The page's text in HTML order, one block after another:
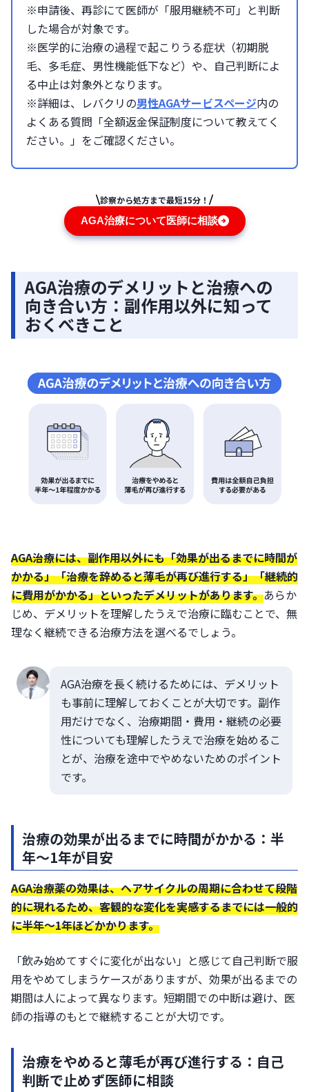
※申請後、再診にて医師が「服用継続不可」と判断
した場合が対象です。
※医学的に治療の過程で起こりうる症状（初期脱
毛、多毛症、男性機能低下など）や、自己判断によ
る中止は対象外となります。
※詳細は、レバクリの男性AGAサービスページ内の
よくある質問「全額返金保証制度について教えてく
ださい。」をご確認ください。
診察から処方まで最短15分！
AGA治療について医師に相談
AGA治療のデメリットと治療への
向き合い方：副作用以外に知って
おくべきこと
AGA治療には、副作用以外にも「効果が出るまでに時間が
かかる」「治療を辞めると薄毛が再び進行する」「継続的
に費用がかかる」といったデメリットがあります。あらか
じめ、デメリットを理解したうえで治療に臨むことで、無
理なく継続できる治療方法を選べるでしょう。
AGA治療を長く続けるためには、デメリット
も事前に理解しておくことが大切です。副作
用だけでなく、治療期間・費用・継続の必要
性についても理解したうえで治療を始めるこ
とが、治療を途中でやめないためのポイント
です。
治療の効果が出るまでに時間がかかる：半
年〜1年が目安
AGA治療薬の効果は、ヘアサイクルの周期に合わせて段階
的に現れるため、客観的な変化を実感するまでには一般的
に半年〜1年ほどかかります。
「飲み始めてすぐに変化が出ない」と感じて自己判断で服
用をやめてしまうケースがありますが、効果が出るまでの
期間は人によって異なります。短期間での中断は避け、医
師の指導のもとで継続することが大切です。
治療をやめると薄毛が再び進行する：自己
判断で止めず医師に相談